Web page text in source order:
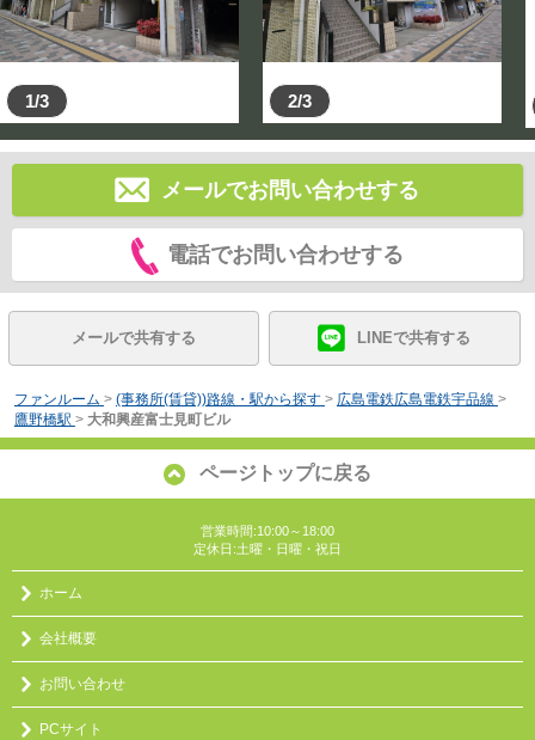
1/3 2/3
メールでお問い合わせする
電話でお問い合わせする
メールで共有する LINEで共有する
ファンルーム > (事務所(賃貸))路線・駅から探す > 広島電鉄広島電鉄宇品線 >
鷹野橋駅 > 大和興産富士見町ビル
ページトップに戻る
営業時間:10:00～18:00
定休日:土曜・日曜・祝日
ホーム
会社概要
お問い合わせ
PCサイト